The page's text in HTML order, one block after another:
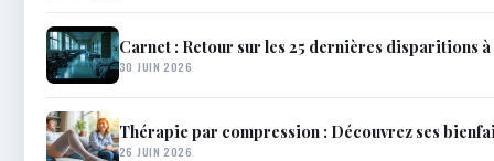
Carnet : Retour sur les 25 dernières disparitions
30 JUIN 2026
Thérapie par compression : Découvrez ses
26 JUIN 2026